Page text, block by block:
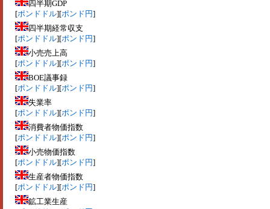
四半期GDP
[ポンドドル][ポンド円]
四半期経常収支
[ポンドドル][ポンド円]
小売売上高
[ポンドドル][ポンド円]
BOE議事録
[ポンドドル][ポンド円]
失業率
[ポンドドル][ポンド円]
消費者物価指数
[ポンドドル][ポンド円]
小売物価指数
[ポンドドル][ポンド円]
生産者物価指数
[ポンドドル][ポンド円]
鉱工業生産